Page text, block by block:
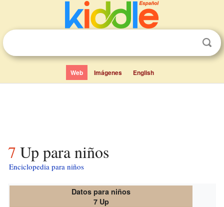
Web Imágenes English
7 Up para niños
Enciclopedia para niños
Datos para niños
7 Up